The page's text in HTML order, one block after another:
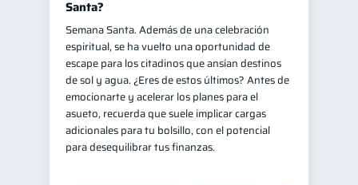
Santa?
Semana Santa. Además de una celebración
espiritual, se ha vuelto una oportunidad de
escape para los citadinos que ansían destinos
de sol y agua. ¿Eres de estos últimos? Antes de
emocionarte y acelerar los planes para el
asueto, recuerda que suele implicar cargas
adicionales para tu bolsillo, con el potencial
para desequilibrar tus finanzas.